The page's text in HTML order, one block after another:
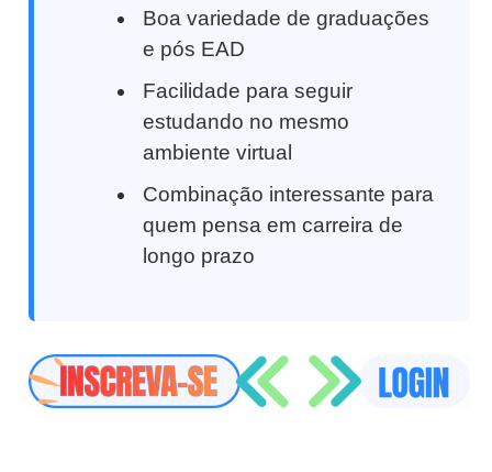
Boa variedade de graduações
e pós EAD
Facilidade para seguir
estudando no mesmo
ambiente virtual
Combinação interessante para
quem pensa em carreira de
longo prazo